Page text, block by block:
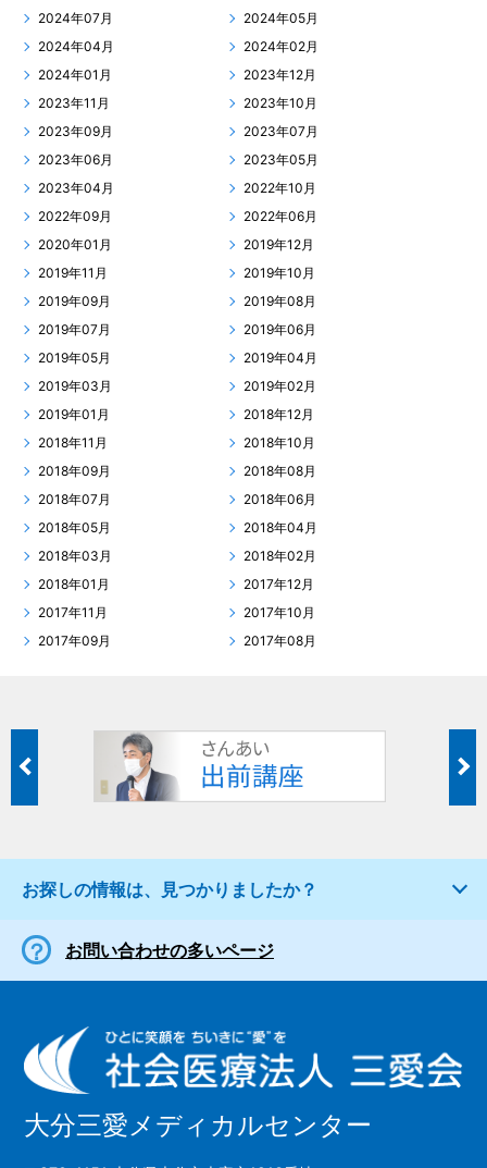
2024年07月
2024年05月
2024年04月
2024年02月
2024年01月
2023年12月
2023年11月
2023年10月
2023年09月
2023年07月
2023年06月
2023年05月
2023年04月
2022年10月
2022年09月
2022年06月
2020年01月
2019年12月
2019年11月
2019年10月
2019年09月
2019年08月
2019年07月
2019年06月
2019年05月
2019年04月
2019年03月
2019年02月
2019年01月
2018年12月
2018年11月
2018年10月
2018年09月
2018年08月
2018年07月
2018年06月
2018年05月
2018年04月
2018年03月
2018年02月
2018年01月
2017年12月
2017年11月
2017年10月
2017年09月
2017年08月
お探しの情報は、見つかりましたか？
お問い合わせの多いページ
大分三愛メディカルセンター